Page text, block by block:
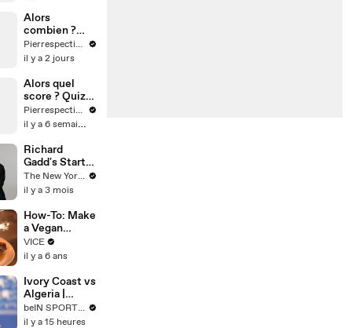
Alors
combien ?
Quiz cinéma
Pierrespectives
il y a 2 jours
Alors quel
score ? Quiz
littératurePierrespectives
il y a 6 semaines
Richard
Gadd's Starter
Pack of
Cultural
The New
Yorker
The New Yorker
il y a 3 mois
How-To: Make
a Vegan
Christmas
Dinner
VICE
il y a 6 ans
Ivory Coast vs
Algeria |
Women's
Africa Cup of
beIN SPORTS USA
il y a 15 heures